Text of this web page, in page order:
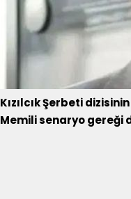
Kızılcık Şerbeti
Memili senaryo gereği